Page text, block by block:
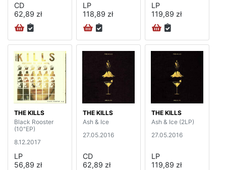
CD
62,89 zł
LP
118,89 zł
LP
119,89 zł
THE KILLS
Black Rooster
(10"EP)
8.12.2017
LP
56,89 zł
THE KILLS
Ash & Ice
27.05.2016
CD
62,89 zł
THE KILLS
Ash & Ice (2LP)
27.05.2016
LP
119,89 zł